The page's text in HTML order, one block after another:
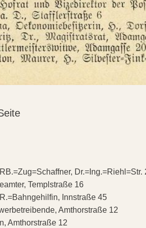
Dr.=Ing.=Riehl=Str.
Templstraße 16
Innstraße 45
Amthorstraße 12
Amthorstraße 12